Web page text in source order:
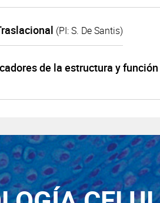
(PI: S. De Santis)
de la estructura y